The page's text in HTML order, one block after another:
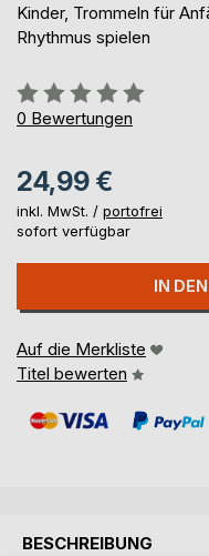
Kinder, Trommeln für
Rhythmus spielen
Bewertung::
0%
0 Bewertungen
24,99 €
inkl. MwSt. / portofrei
sofort verfügbar
IN
Auf die Merkliste
Titel bewerten
BESCHREIBUNG